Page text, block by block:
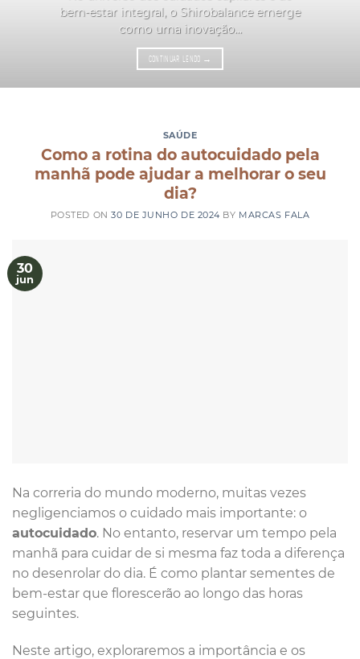
bem-estar integral, o Shirobalance emerge
como uma inovação...
CONTINUAR LENDO →
SAÚDE
Como a rotina do autocuidado pela
manhã pode ajudar a melhorar o seu
dia?
POSTED ON30 DE JUNHO DE 2024 BY MARCAS FALA
30
jun
Na correria do mundo moderno, muitas vezes
negligenciamos o cuidado mais importante: o
autocuidado. No entanto, reservar um tempo pela
manhã para cuidar de si mesma faz toda a diferença
no desenrolar do dia. É como plantar sementes de
bem-estar que florescerão ao longo das horas
seguintes.
Neste artigo, exploraremos a importância e os